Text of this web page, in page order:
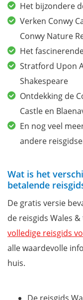
Het bijzondere
Verken Conwy
Conwy Nature
Het
Stratford Upon
Shakespeare
Ontdekking de
Castle en
En nog veel
andere
Wat is het
betalende
De gratis versie
de reisgids Wales
volledige reisgids
alle waardevolle
huis.